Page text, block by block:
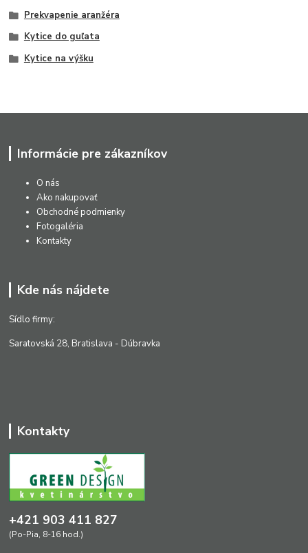
Prekvapenie aranžéra
Kytice do guľata
Kytice na výšku
Informácie pre zákazníkov
O nás
Ako nakupovať
Obchodné podmienky
Fotogaléria
Kontakty
Kde nás nájdete
Sídlo firmy:
Saratovská 28, Bratislava - Dúbravka
Kontakty
+421 903 411 827
(Po-Pia, 8-16 hod.)